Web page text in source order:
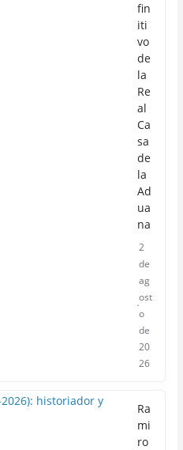
fin
iti
vo
de
la
Re
al
Ca
sa
de
la
Ad
ua
na
2
de
ag
ost
o
de
20
26
Ra
mi
ro